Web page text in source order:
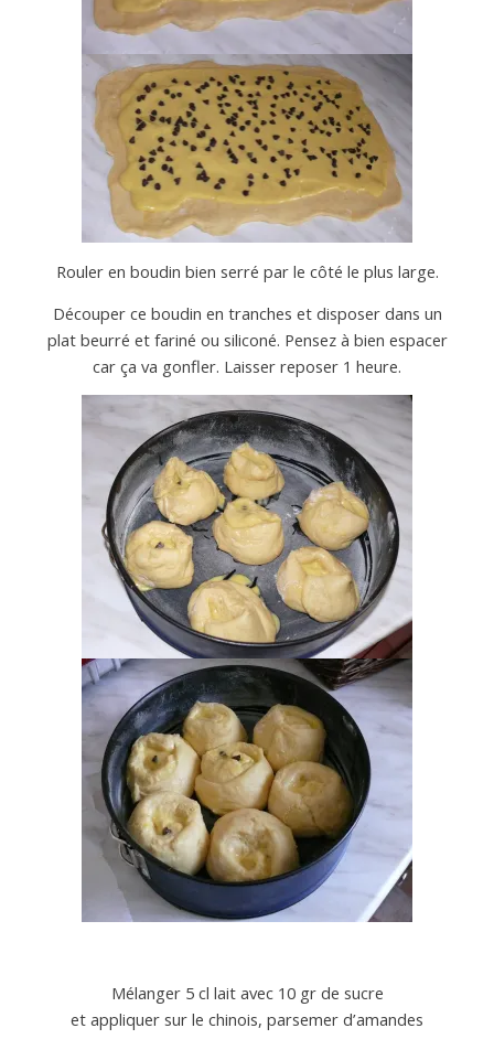
Rouler en boudin bien serré par le côté le plus large.
Découper ce boudin en tranches et disposer dans un
plat beurré et fariné ou siliconé. Pensez à bien espacer
car ça va gonfler. Laisser reposer 1 heure.
Mélanger 5 cl lait avec 10 gr de sucre
et appliquer sur le chinois, parsemer d’amandes